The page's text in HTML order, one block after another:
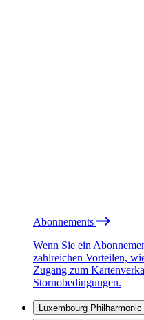
Abonnements
Wenn Sie ein
zahlreichen Vorteilen,
Zugang zum
Stornobedingungen.
Luxembourg Philharmonic